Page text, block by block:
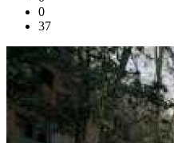
0
37